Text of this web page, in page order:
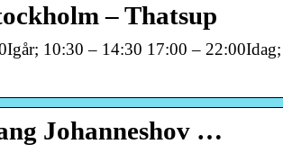
– Thatsup
10:30 – 14:30 17:00 – 22:00Idag;
Johanneshov …